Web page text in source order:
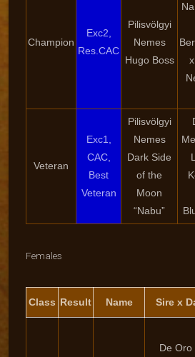
Champion
Exc2,
Res.CAC
Pilisvölgyi
Nemes
Hugo Boss
Veteran
Exc1,
CAC,
Best
Veteran
Pilisvölgyi
Nemes
Dark Side
of the
Moon
“Nabu”
Females
Class Result Name Sire x
De Oro